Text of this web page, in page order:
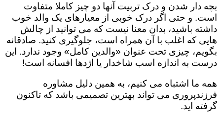
بچه دار شدن و درک تربیت آنها دو چیز کاملا متفاوت
است. و حتی اگر درک خوبی از معیارهای یک والد خوب
داشته باشید، بدان معنا نیست که می توانید از چالش
هایی که اغلب با آن همراه است، جلوگیری کنید. صادقانه
بگویم، چیزی تحت عنوان «والدین کامل» وجود ندارد. این
درست به اندازه اسب شاخدار یا اژدها افسانه است!
همه ما اشتباه می کنیم، به همین دلیل مشاوره
فرزندپروری می تواند بهترین تصمیمی باشد که تاکنون
گرفته اید.